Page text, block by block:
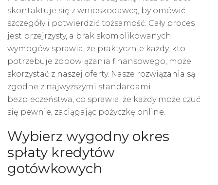
skontaktuje się z wnioskodawcą, by omówić
szczegóły i potwierdzić tożsamość. Cały proces
jest przejrzysty, a brak skomplikowanych
wymogów sprawia, że praktycznie każdy, kto
potrzebuje zobowiązania finansowego, może
skorzystać z naszej oferty. Nasze rozwiązania są
zgodne z najwyższymi standardami
bezpieczeństwa, co sprawia, że każdy może czuć
się pewnie, zaciągając pożyczkę online.
Wybierz wygodny okres
spłaty kredytów
gotówkowych